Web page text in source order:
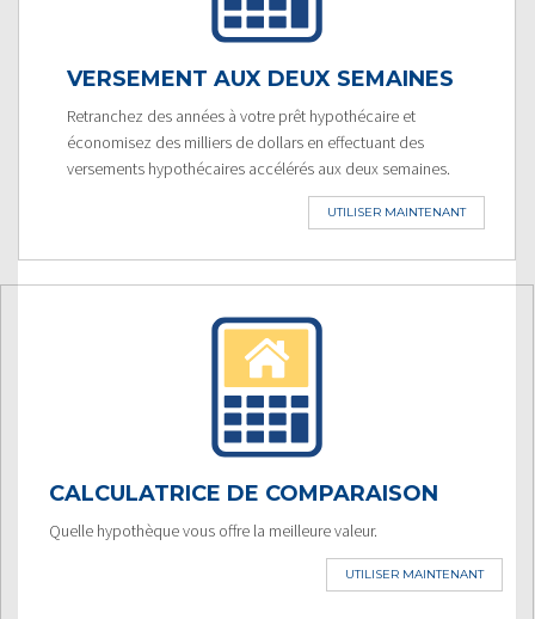
VERSEMENT AUX DEUX SEMAINES
Retranchez des années à votre prêt hypothécaire et
économisez des milliers de dollars en effectuant des
versements hypothécaires accélérés aux deux semaines.
UTILISER MAINTENANT
CALCULATRICE DE COMPARAISON
Quelle hypothèque vous offre la meilleure valeur.
UTILISER MAINTENANT